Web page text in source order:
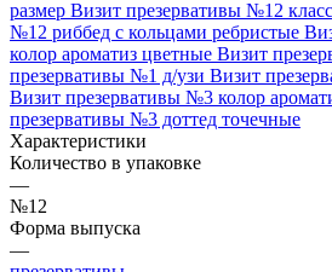
размер Визит презервативы №12
№12 риббед с кольцами ребристые
колор ароматиз цветные Визит
презервативы №1 д/узи Визит
Визит презервативы №3 колор
презервативы №3 доттед точечные
Характеристики
Количество в упаковке
—
№12
Форма выпуска
—